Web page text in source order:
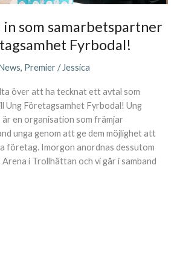
in som samarbetspartner
Fyrbodal!
, Premier/ Jessica
över att ha tecknat ett avtal som
Ung Företagsamhet Fyrbodal! Ung
är en organisation som främjar
unga genom att ge dem möjlighet att
företag. Imorgon anordnas dessutom
i Trollhättan och vi går i samband